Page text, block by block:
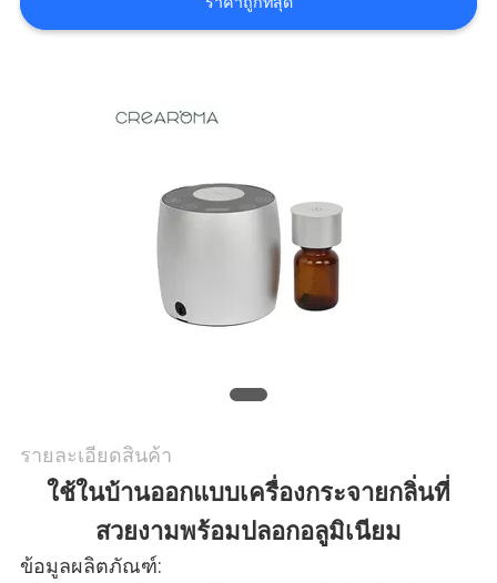
นโยบาย
ความ
รายละเอียดสินค้า
ใช้ในบ้านออกแบบเครื่องกระจายกลิ่นที่
สวยงามพร้อมปลอกอลูมิเนียม
ข้อมูลผลิตภัณฑ์: